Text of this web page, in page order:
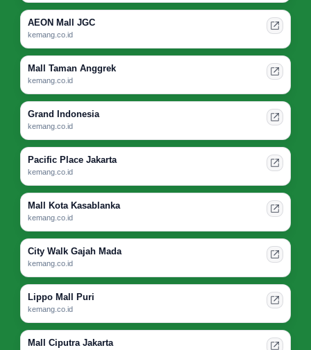
AEON Mall JGC
kemang.co.id
Mall Taman Anggrek
kemang.co.id
Grand Indonesia
kemang.co.id
Pacific Place Jakarta
kemang.co.id
Mall Kota Kasablanka
kemang.co.id
City Walk Gajah Mada
kemang.co.id
Lippo Mall Puri
kemang.co.id
Mall Ciputra Jakarta